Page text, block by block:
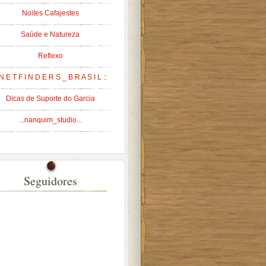
Noites Cafajestes
Saúde e Natureza
Reflexo
E T F I N D E R S _ B R A S I L ::
Dicas de Suporte do Garcia
...nanquim_studio...
Seguidores